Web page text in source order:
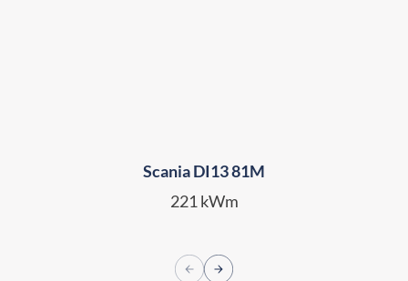
Scania DI13 81M
221 kWm